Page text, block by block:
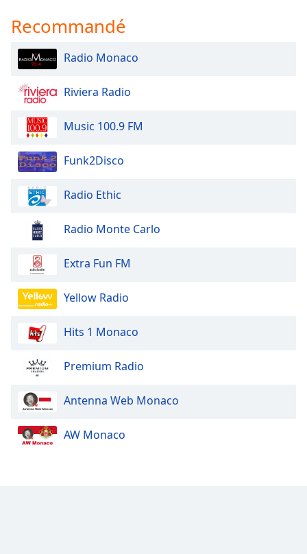
Recommandé
Radio Monaco
Riviera Radio
Music 100.9 FM
Funk2Disco
Radio Ethic
Radio Monte Carlo
Extra Fun FM
Yellow Radio
Hits 1 Monaco
Premium Radio
Antenna Web Monaco
AW Monaco